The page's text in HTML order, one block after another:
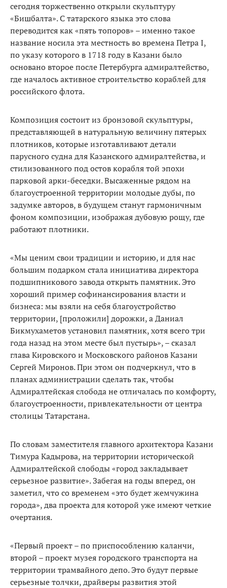
сегодня торжественно открыли скульптуру
«Бишбалта». С татарского языка это слова
переводится как «пять топоров» – именно такое
название носила эта местность во времена Петра I,
по указу которого в 1718 году в Казани было
основано второе после Петербурга адмиралтейство,
где началось активное строительство кораблей для
российского флота.
Композиция состоит из бронзовой скульптуры,
представляющей в натуральную величину пятерых
плотников, которые изготавливают детали
парусного судна для Казанского адмиралтейства, и
стилизованного под остов корабля той эпохи
парковой арки-беседки. Высаженные рядом на
благоустроенной территории молодые дубы, по
задумке авторов, в будущем станут гармоничным
фоном композиции, изображая дубовую рощу, где
работают плотники.
«Мы ценим свои традиции и историю, и для нас
большим подарком стала инициатива директора
подшипникового завода открыть памятник. Это
хороший пример софинансирования власти и
бизнеса: мы взяли на себя благоустройство
территории, [проложили] дорожки, а Даниал
Бикмухаметов установил памятник, хотя всего три
года назад на этом месте был пустырь», – сказал
глава Кировского и Московского районов Казани
Сергей Миронов. При этом он подчеркнул, что в
планах администрации сделать так, чтобы
Адмиралтейская слобода не отличалась по комфорту,
благоустроенности, привлекательности от центра
столицы Татарстана.
По словам заместителя главного архитектора Казани
Тимура Кадырова, на территории исторической
Адмиралтейской слободы «город закладывает
серьезное развитие». Забегая на годы вперед, он
заметил, что со временем «это будет жемчужина
города», два проекта для которой уже имеют четкие
очертания.
«Первый проект – по приспособлению каланчи,
второй – проект музея городского транспорта на
территории трамвайного депо. Это будут первые
серьезные толчки, драйверы развития этой